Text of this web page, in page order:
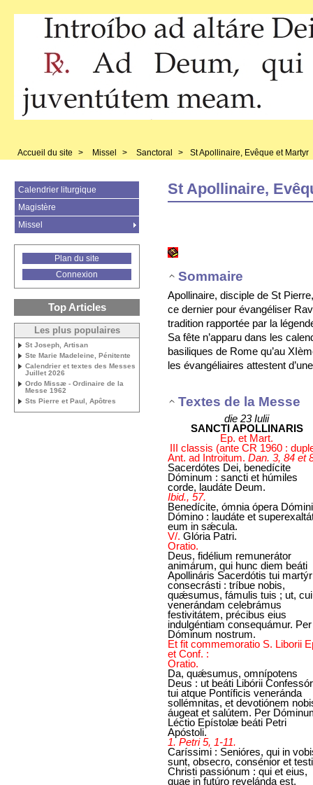
Accueil du site > Missel > Sanctoral > St Apollinaire, Evêque et Martyr
St Apollinaire,
Sommaire
Apollinaire, disciple de St
ce dernier pour évangéliser
tradition rapportée par la
Sa fête n’apparu dans les
basiliques de Rome qu’au
les évangéliaires attestent
Textes de la Messe
die 23 Iulii
SANCTI APOLLINARIS
Ep. et Mart.
III classis (ante CR 1960 :
Ant. ad Introitum. Dan. 3, 84 et
Sacerdótes Dei, benedícite
Dóminum : sancti et húmiles
corde, laudáte Deum.
Ibid., 57.
Benedícite, ómnia ópera
Dómino : laudáte et
eum in sǽcula.
V/. Glória Patri.
Oratio.
Deus, fidélium remunerátor
animárum, qui hunc diem beáti
Apollináris Sacerdótis tui
consecrásti : tríbue nobis,
quǽsumus, fámulis tuis ; ut,
venerándam celebrámus
festivitátem, précibus eius
indulgéntiam consequámur. Per
Dóminum nostrum.
Et fit commemoratio S. Liborii
et Conf. :
Oratio.
Da, quǽsumus, omnípotens
Deus : ut beáti Libórii
tui atque Pontíficis veneránda
sollémnitas, et devotiónem
áugeat et salútem. Per
Léctio Epístolæ beáti Petri
Apóstoli.
1. Petri 5, 1-11.
Caríssimi : Senióres, qui in
sunt, obsecro, consénior et
Christi passiónum : qui et eius,
quae in futúro revelánda est,
Calendrier liturgique
Magistère
Missel
Plan du site
Connexion
Top Articles
Les plus populaires
St Joseph, Artisan
Ste Marie Madeleine, Pénitente
Calendrier et textes des Messes
Juillet 2026
Ordo Missæ - Ordinaire de la
Messe 1962
Sts Pierre et Paul, Apôtres